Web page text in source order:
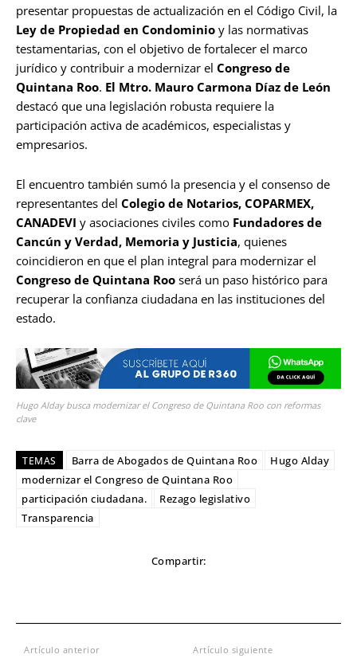
presentar propuestas de actualización en el Código Civil, la
Ley de Propiedad en Condominio y las normativas
testamentarias, con el objetivo de fortalecer el marco
jurídico y contribuir a modernizar el Congreso de
Quintana Roo. El Mtro. Mauro Carmona Díaz de León
destacó que una legislación robusta requiere la
participación activa de académicos, especialistas y
empresarios.
El encuentro también sumó la presencia y el consenso de
representantes del Colegio de Notarios, COPARMEX,
CANADEVI y asociaciones civiles como Fundadores de
Cancún y Verdad, Memoria y Justicia, quienes
coincidieron en que el plan integral para modernizar el
Congreso de Quintana Roo será un paso histórico para
recuperar la confianza ciudadana en las instituciones del
estado.
Hugo Alday busca modernizar el Congreso de Quintana Roo con reformas
clave
TEMAS Barra de Abogados de Quintana Roo
Hugo Alday
modernizar el Congreso de Quintana Roo
participación ciudadana.
Rezago legislativo
Transparencia
Compartir:
Artículo anterior Artículo siguiente